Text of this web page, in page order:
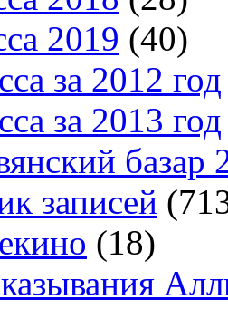
2019 (40)
за 2012 год
за 2013 год
базар
записей
(18)